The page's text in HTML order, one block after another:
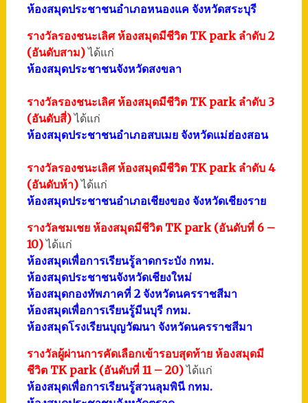
ห้องสมุดประชาชนอำเภอหนองแค จังหวัดสระบุรี
รางวัลรองชนะเลิศ ห้องสมุดมีชีวิต TK park ลำดับ 2
(อันดับสาม)ได้แก่
ห้องสมุดประชาชนจังหวัดสงขลา
รางวัลรองชนะเลิศ ห้องสมุดมีชีวิต TK park ลำดับ 3
(อันดับสี่)ได้แก่
ห้องสมุดประชาชนอำเภอสบเมย จังหวัดแม่ฮ่องสอน
รางวัลรองชนะเลิศ ห้องสมุดมีชีวิต TK park ลำดับ 4
(อันดับห้า)ได้แก่
ห้องสมุดประชาชนอำเภอเชียงของ จังหวัดเชียงราย
รางวัลชมเชย ห้องสมุดมีชีวิต TK park (อันดับที่ 6 –
10)ได้แก่
ห้องสมุดเพื่อการเรียนรู้ลาดกระบัง กทม.
ห้องสมุดประชาชนจังหวัดเชียงใหม่
ห้องสมุดกองทัพภาคที่ 2 จังหวัดนครราชสีมา
ห้องสมุดเพื่อการเรียนรู้มีนบุรี กทม.
ห้องสมุดโรงเรียนบุญวัฒนา จังหวัดนครราชสีมา
รางวัลผู้ผ่านการคัดเลือกเข้ารอบสุดท้าย ห้องสมุดมี
ชีวิต TK park (อันดับที่ 11 – 20)ได้แก่
ห้องสมุดเพื่อการเรียนรู้สวนลุมพินี กทม.